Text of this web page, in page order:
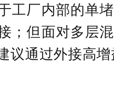
工厂内部的单
；但面对多层
议通过外接高